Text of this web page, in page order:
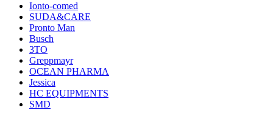
Ionto-comed
SUDA&CARE
Pronto Man
Busch
3TO
Greppmayr
OCEAN PHARMA
Jessica
HC EQUIPMENTS
SMD